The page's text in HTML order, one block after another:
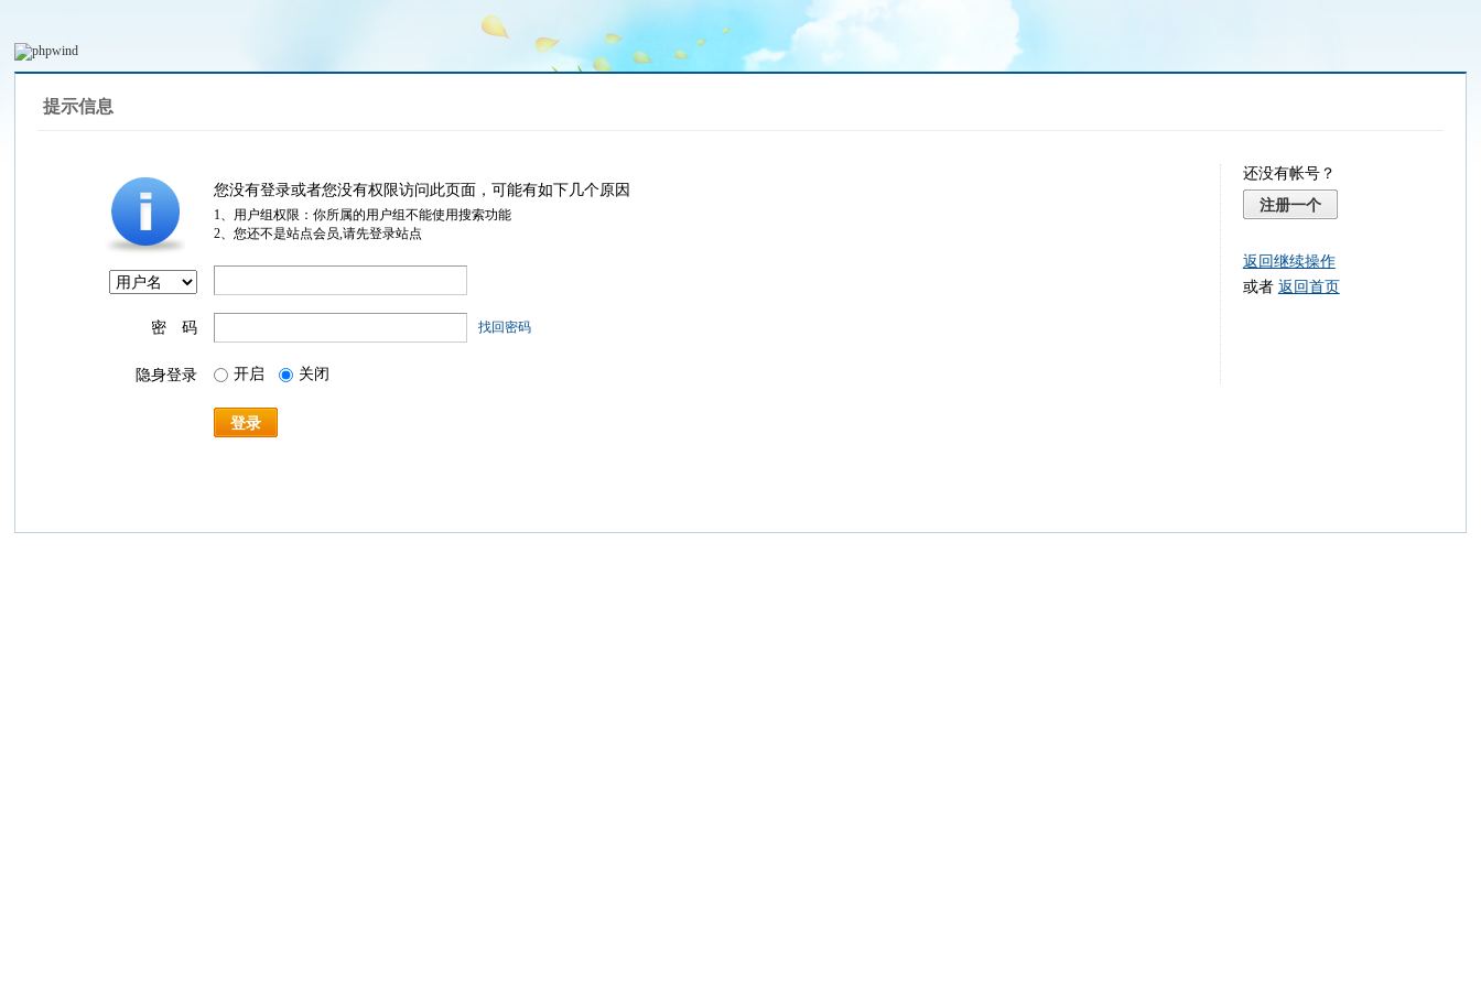
提示信息
您没有登录或者您没有权限访问此页面，可能有如下几个原因
1、用户组权限：你所属的用户组不能使用搜索功能
2、您还不是站点会员,请先登录站点
密 码 找回密码
隐身登录 开启 关闭
登录
还没有帐号？
注册一个
返回继续操作
或者 返回首页